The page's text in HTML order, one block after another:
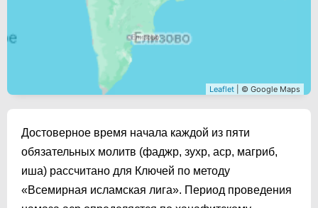
Leaflet | © Google Maps
Достоверное время начала каждой из пяти
обязательных молитв (фаджр, зухр, аср, магриб,
иша) рассчитано для Ключей по методу
«Всемирная исламская лига». Период проведения